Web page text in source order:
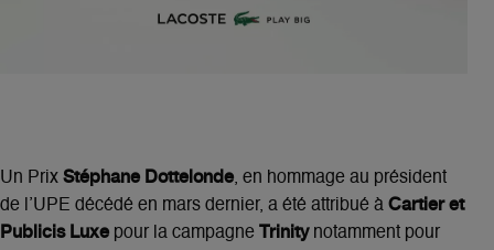
Un Prix Stéphane Dottelonde, en hommage au président
de l’UPE décédé en mars dernier, a été attribué à Cartier et
Publicis Luxe pour la campagne Trinity notamment pour